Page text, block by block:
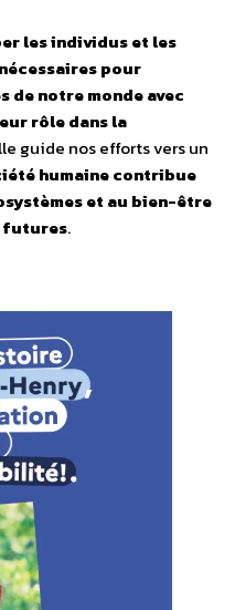
les individus et les
pour
de notre monde avec
rôle dans la
guide nos efforts vers un
humaine contribue
et au bien-être
futures.